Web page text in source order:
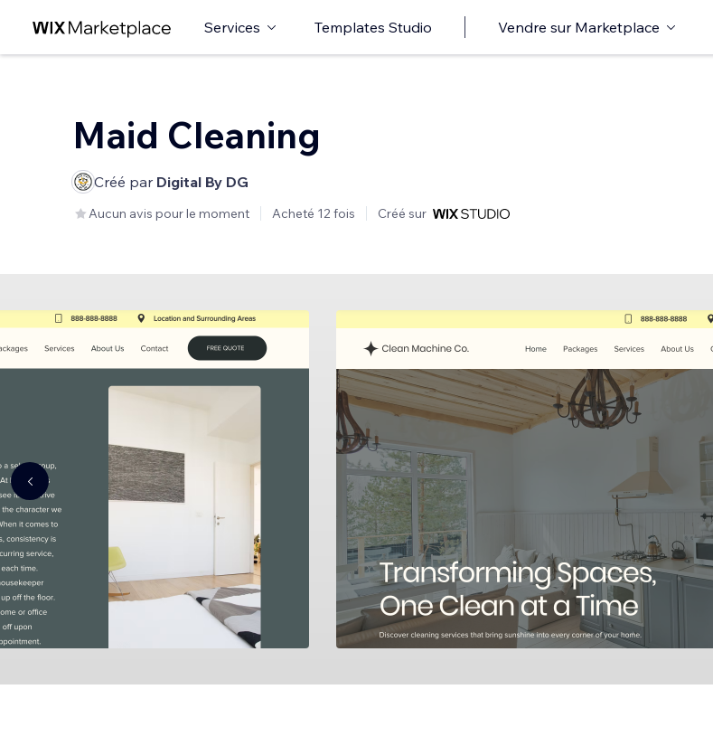
Services Templates Studio Vendre sur Marketplace
Maid Cleaning
Créé par Digital By DG
Aucun avis pour le moment Acheté 12 fois Créé sur